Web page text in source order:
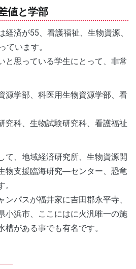
値と学部
済が55、看護福祉、生物資源、
ています。
と思っている学生にとって、非常
源学部、科医用生物資源学部、看
究科、生物試験研究科、看護福祉
て、地域経済研究所、生物資源開
物支援臨海研究―センター、恐竜
ンパスが福井家に吉田郡永平寺、
小浜市、ここにはに火汎唯一の施
がある事でも有名です。